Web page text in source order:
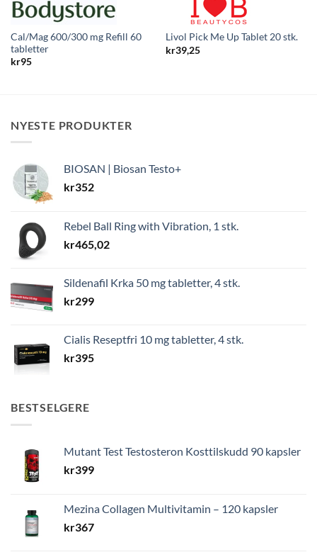
Cal/Mag 600/300 mg Refill 60
tabletter
kr95
Livol Pick Me Up Tablet 20 stk.
kr39,25
NYESTE PRODUKTER
BIOSAN | Biosan Testo+
kr352
Rebel Ball Ring with Vibration, 1 stk.
kr465,02
Sildenafil Krka 50 mg tabletter, 4 stk.
kr299
Cialis Reseptfri 10 mg tabletter, 4 stk.
kr395
BESTSELGERE
Mutant Test Testosteron Kosttilskudd 90 kapsler
kr399
Mezina Collagen Multivitamin – 120 kapsler
kr367